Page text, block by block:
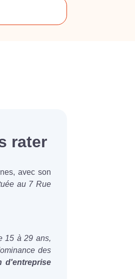
rater
avec son
au 7 Rue
15 à 29 ans,
des
d'entreprise